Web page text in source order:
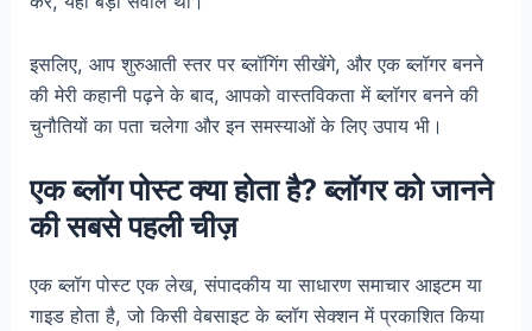
इसलिए, आप शुरुआती स्तर पर ब्लॉगिंग सीखेंगे, और एक ब्लॉगर बनने
की मेरी कहानी पढ़ने के बाद, आपको वास्तविकता में ब्लॉगर बनने की
चुनौतियों का पता चलेगा और इन समस्याओं के लिए उपाय भी।
एक ब्लॉग पोस्ट क्या होता है? ब्लॉगर को जानने
की सबसे पहली चीज़
एक ब्लॉग पोस्ट एक लेख, संपादकीय या साधारण समाचार आइटम या
गाइड होता है, जो किसी वेबसाइट के ब्लॉग सेक्शन में प्रकाशित किया